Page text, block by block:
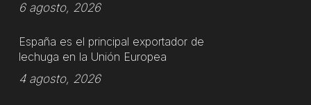
6 agosto, 2026
España es el principal exportador de
lechuga en la Unión Europea
4 agosto, 2026